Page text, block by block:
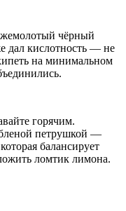
чёрный
дал кислотность — не
на минимальном
горячим.
петрушкой —
балансирует
ломтик лимона.